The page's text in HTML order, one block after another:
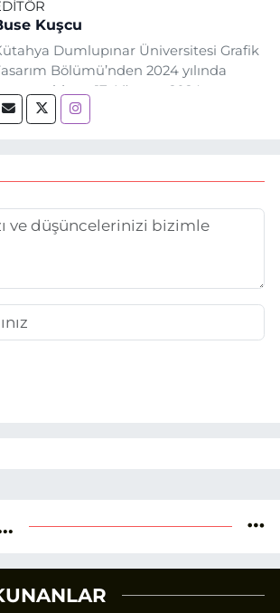
Kuşcu
Dumlupınar Üniversitesi Grafik
Bölümü’nden 2024 yılında
oldum. 17 Ağustos 2024
tarihinde, Grafik Tasarım alanında staj
attım.